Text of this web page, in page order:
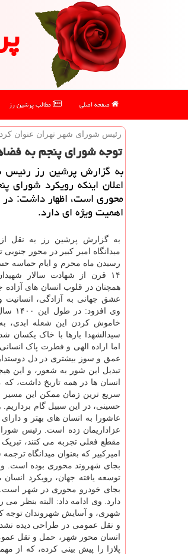
صفحه اصلی مطالب پرشین رز
رئیس شورای شهر تهران عنوان
توجه شورای پنجم به
به گزارش پرشین رز رئیس
اعلان اینكه رویكرد شورای
محوری است، اظهار داشت: در
اهمیت ویژه ای دارد.
به گزارش پرشین رز به نقل
میدانگاه امیر کبیر در محور جنوبی
رسیدن ماه محرم و ایام حماسه
۱۴ قرن از شهادت سالار
همچنان در قلوب انسان های آزاده
عشق جهانی به آزادگی، انسانیت
وی
خاموش کردن این شعله ابدی،
سیدالشهدا بارها با خاک یکسان
اما اراده الهی و فطرت پاک
عمق و سوز بیشتری در دل
تبدیل این شور به شعور، و این
انسان ها در همه تاریخ داشت،
سریع ترین زمان ممکن این مسیر
حسینی، در این سبیل گام
عاشورا به انسان های بهتر و
عزاداریمان زده است. رئیس
مقطع فعلی تجربه می کنند، تبریک
امیرکبیر که بعنوان میدانگاه
بجای شهروند محوری بوده است.
توسعه یافته جهان، رویکرد
بجای خودرو محوری در شهر است. و
دارد. وی ادامه داد: البته بنظر
شهری، و آسایش شهروندان توجه
و نقل عمومی در طراحی دیده
انسان محور شهر، حمل و نقل
پلازا را پیش بینی کرده، که از